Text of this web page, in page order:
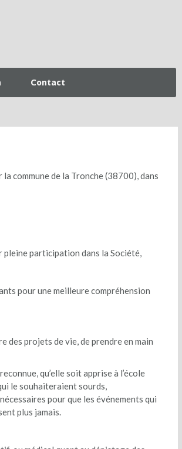
Contact
commune de la Tronche (38700), dans
pleine participation dans la Société,
pour une meilleure compréhension
des projets de vie, de prendre en main
qu’elle soit apprise à l’école
le souhaiteraient sourds,
pour que les événements qui
plus jamais.